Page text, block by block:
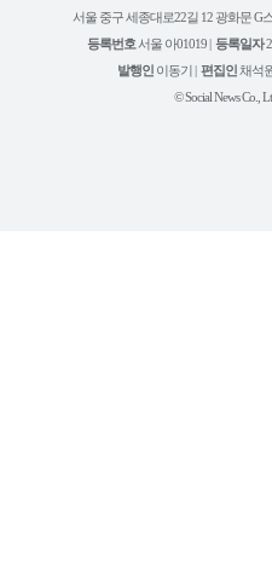
스
북
타
그
램
서울 중구 세종대로22길 12 광화문 G
등록번호 서울 아01019 | 등록일자
발행인 이동기 | 편집인채석
© Social News Co.,